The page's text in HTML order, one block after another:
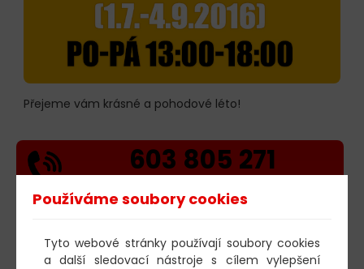
Přejeme vám krásné a pohodové léto!
603 805 271
05.08.2026
Poklad ve Stříbrném jezeře – 65. U
Používáme soubory cookies
Tyto webové stránky používají soubory cookies
a další sledovací nástroje s cílem vylepšení